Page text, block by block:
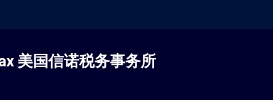
美国信诺税务事务所